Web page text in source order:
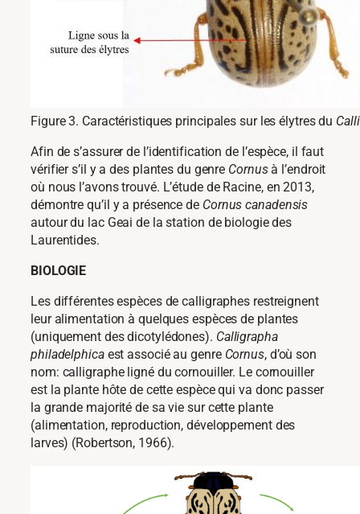
Figure 3. Caractéristiques principales sur les élytres du
Afin de s’assurer de l’identification de l’espèce, il faut
vérifier s’il y a des plantes du genre Cornusà l’endroit
où nous l’avons trouvé. L’étude de Racine, en 2013,
démontre qu’il y a présence de Cornus canadensis
autour du lac Geai de la station de biologie des
Laurentides.
BIOLOGIE
Les différentes espèces de calligraphes restreignent
leur alimentation à quelques espèces de plantes
(uniquement des dicotylédones). Calligrapha
philadelphicaest associé au genre Cornus, d’où son
nom: calligraphe ligné du cornouiller. Le cornouiller
est la plante hôte de cette espèce qui va donc passer
la grande majorité de sa vie sur cette plante
(alimentation, reproduction, développement des
larves) (Robertson, 1966).